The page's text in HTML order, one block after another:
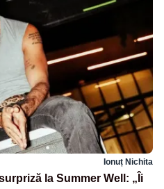
Ionuț Nichita
la Summer Well: „Îi